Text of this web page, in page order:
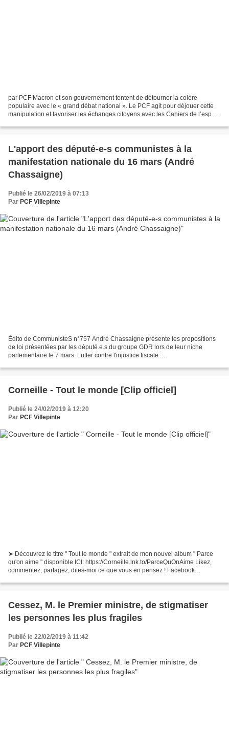
par PCF Macron et son gouvernement tentent de détourner la colère
populaire avec le « grand débat national ». Le PCF agit pour déjouer cette
manipulation et favoriser les échanges citoyens avec les Cahiers de l’espoir.
L'apport des député-e-s communistes à la
manifestation nationale du 16 mars (André
Chassaigne)
Publié le 26/02/2019 à 07:13
Par PCF Villepinte
Édito de CommunisteS n°757 André Chassaigne présente les propositions
de loi présentées par les député.e.s du groupe GDR lors de leur niche
parlementaire le 7 mars. Lutter contre l'injustice fiscale :
Corneille - Tout le monde [Clip officiel]
Publié le 24/02/2019 à 12:20
Par PCF Villepinte
➤ Découvrez le titre " Tout le monde " extrait de mon nouvel album " Parce
qu'on aime " disponible ICI: https://Corneille.lnk.to/ParceQuOnAime Likez,
commentez, partagez, dites-moi ce que vous en pensez ! Facebook
Cessez, M. le Premier ministre, de stigmatiser
les personnes les plus fragiles
Publié le 22/02/2019 à 11:42
Par PCF Villepinte